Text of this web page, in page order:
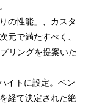
の性能」、カスタ
元で満たすべく、
リングを提案いた
イトに設定。ベン
経て決定された絶